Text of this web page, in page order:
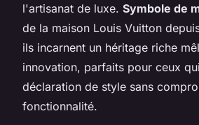
l'artisanat de luxe. Symbole de
de la maison Louis Vuitton
ils incarnent un héritage riche
innovation, parfaits pour ceux
déclaration de style sans
fonctionnalité.